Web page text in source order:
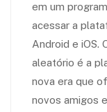
em um
acessar a
Android e iOS.
aleatório é a
nova era que
novos amigos